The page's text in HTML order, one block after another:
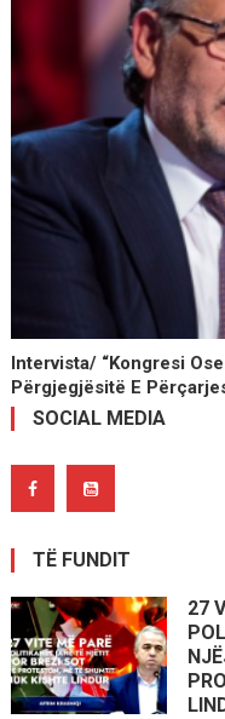
Intervista/ “Kongresi
Përgjegjësitë E
SOCIAL MEDIA
TË FUNDIT
27